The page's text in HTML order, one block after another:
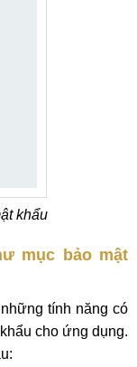
khẩu
mục bảo mật
tính năng có
cho ứng dụng.